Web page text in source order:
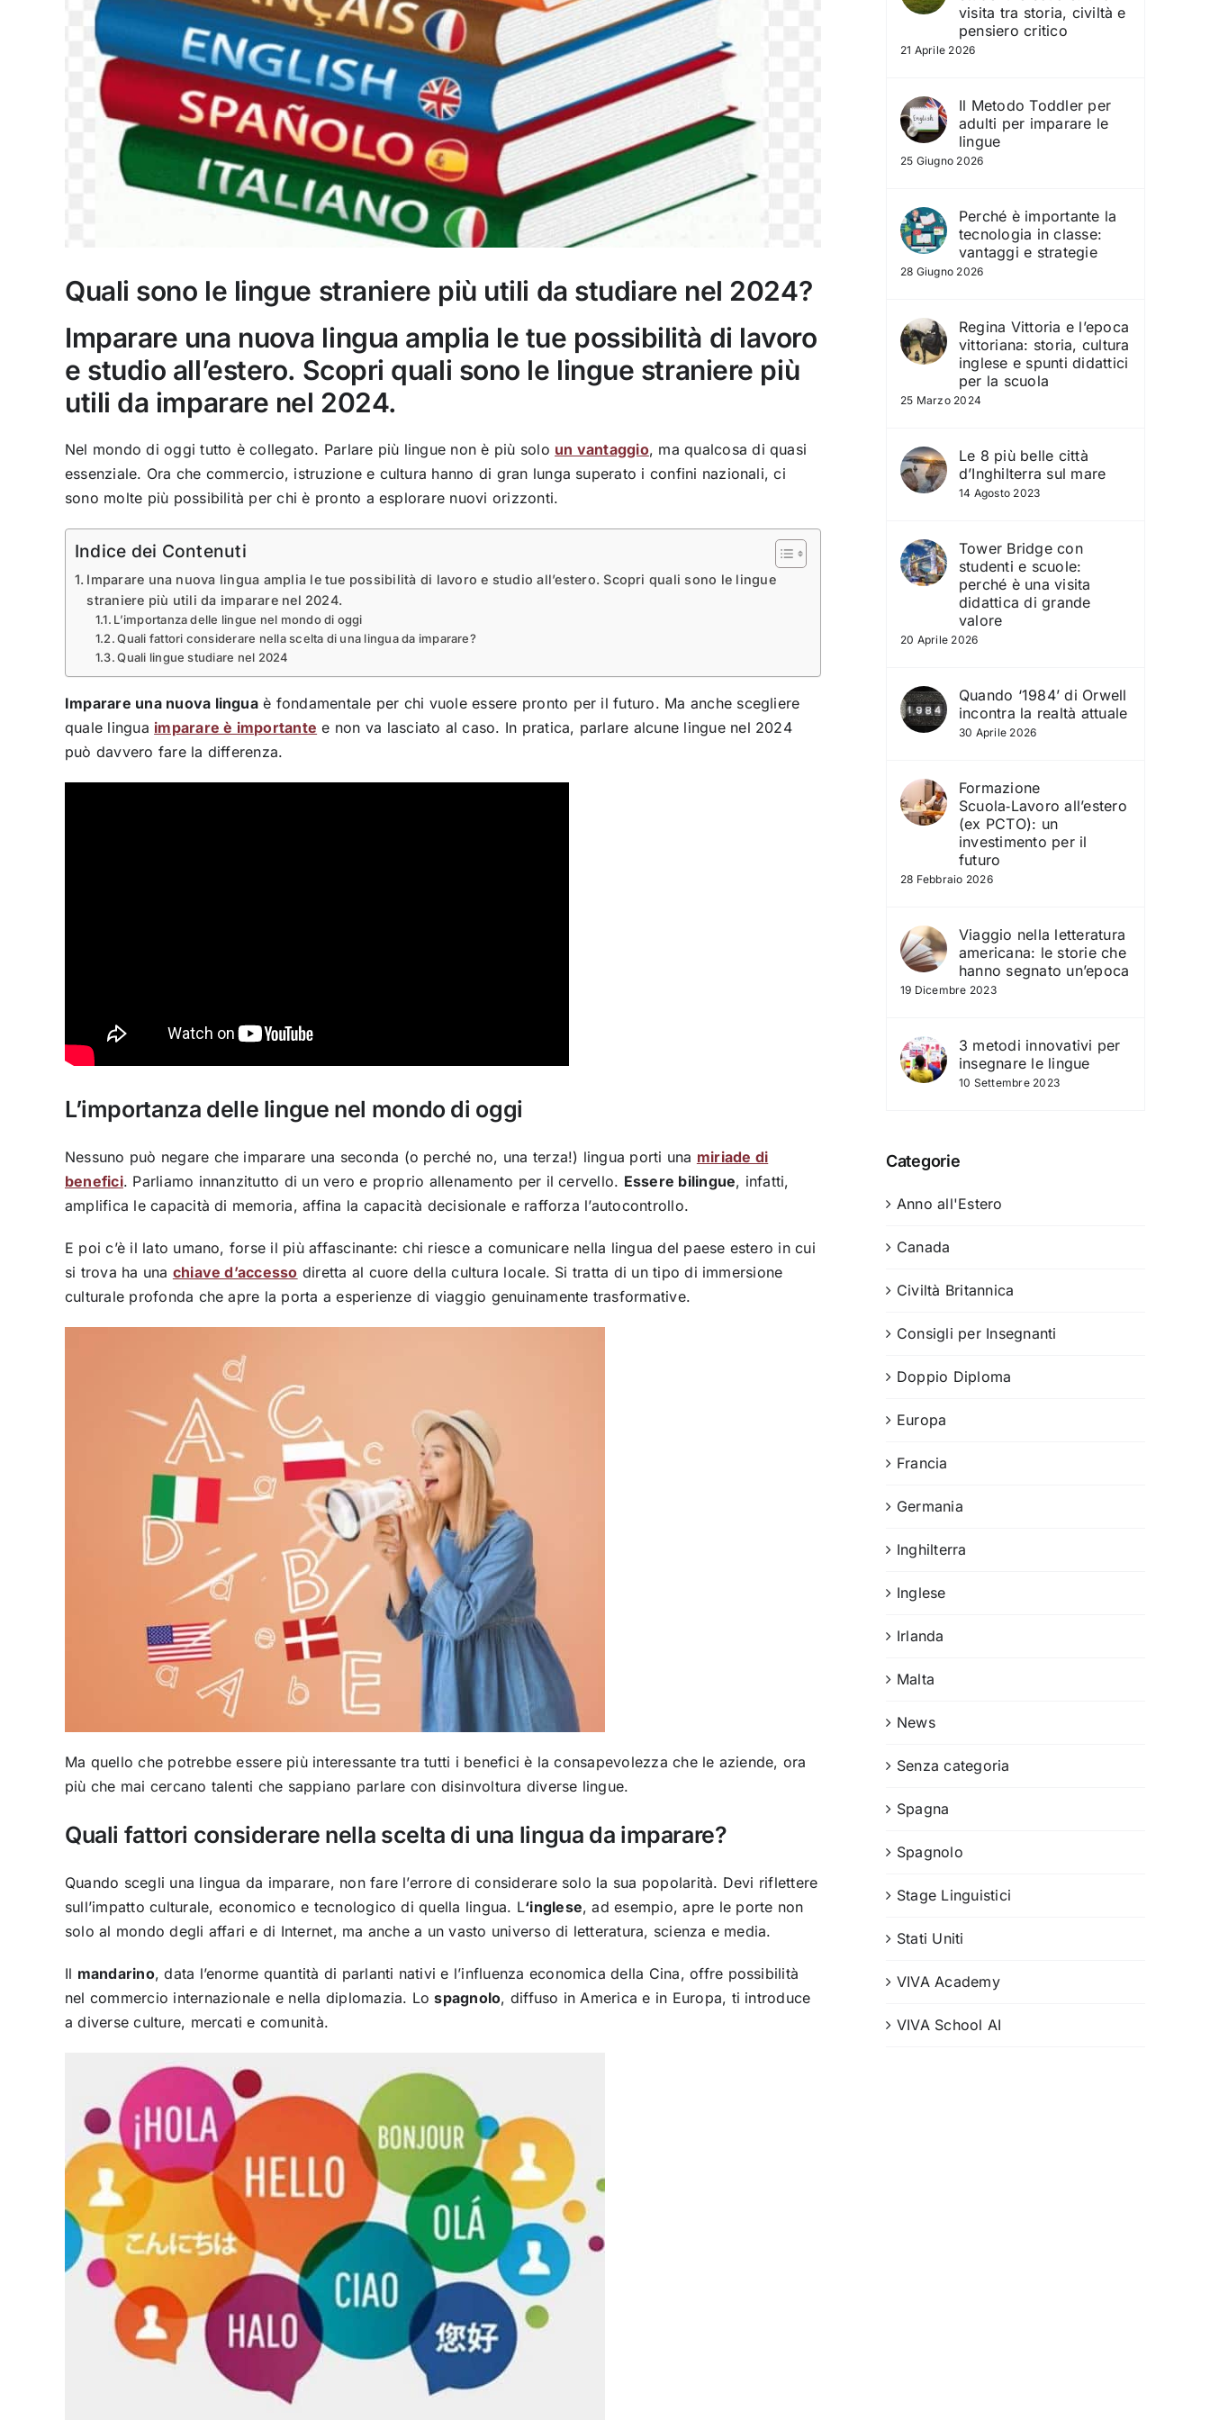
Quali sono le lingue straniere più utili da studiare nel 2024?
Imparare una nuova lingua amplia le tue possibilità di lavoro
e studio all’estero. Scopri quali sono le lingue straniere più
utili da imparare nel 2024.
Nel mondo di oggi tutto è collegato. Parlare più lingue non è più solo un vantaggio, ma qualcosa di quasi
essenziale. Ora che commercio, istruzione e cultura hanno di gran lunga superato i confini nazionali, ci
sono molte più possibilità per chi è pronto a esplorare nuovi orizzonti.
Indice dei Contenuti
Imparare una nuova lingua amplia le tue possibilità di lavoro e studio all’estero. Scopri quali sono le lingue
straniere più utili da imparare nel 2024.
L’importanza delle lingue nel mondo di oggi
Quali fattori considerare nella scelta di una lingua da imparare?
Quali lingue studiare nel 2024
Imparare una nuova linguaè fondamentale per chi vuole essere pronto per il futuro. Ma anche scegliere
quale lingua imparare è importante e non va lasciato al caso. In pratica, parlare alcune lingue nel 2024
può davvero fare la differenza.
L’importanza delle lingue nel mondo di oggi
Nessuno può negare che imparare una seconda (o perché no, una terza!) lingua porti una miriade di
benefici. Parliamo innanzitutto di un vero e proprio allenamento per il cervello. Essere bilingue, infatti,
amplifica le capacità di memoria, affina la capacità decisionale e rafforza l’autocontrollo.
E poi c’è il lato umano, forse il più affascinante: chi riesce a comunicare nella lingua del paese estero in cui
si trova ha una chiave d’accesso diretta al cuore della cultura locale. Si tratta di un tipo di immersione
culturale profonda che apre la porta a esperienze di viaggio genuinamente trasformative.
Ma quello che potrebbe essere più interessante tra tutti i benefici è la consapevolezza che le aziende, ora
più che mai cercano talenti che sappiano parlare con disinvoltura diverse lingue.
Quali fattori considerare nella scelta di una lingua da imparare?
Quando scegli una lingua da imparare, non fare l’errore di considerare solo la sua popolarità. Devi riflettere
sull’impatto culturale, economico e tecnologico di quella lingua. L‘inglese, ad esempio, apre le porte non
solo al mondo degli affari e di Internet, ma anche a un vasto universo di letteratura, scienza e media.
Il mandarino, data l’enorme quantità di parlanti nativi e l’influenza economica della Cina, offre possibilità
nel commercio internazionale e nella diplomazia. Lospagnolo, diffuso in America e in Europa, ti introduce
a diverse culture, mercati e comunità.
visita tra storia, civiltà e
pensiero critico
21 Aprile 2026
Il Metodo Toddler per
adulti per imparare le
lingue
25 Giugno 2026
Perché è importante la
tecnologia in classe:
vantaggi e strategie
28 Giugno 2026
Regina Vittoria e l’epoca
vittoriana: storia, cultura
inglese e spunti didattici
per la scuola
25 Marzo 2024
Le 8 più belle città
d’Inghilterra sul mare
14 Agosto 2023
Tower Bridge con
studenti e scuole:
perché è una visita
didattica di grande
valore
20 Aprile 2026
Quando ‘1984’ di Orwell
incontra la realtà attuale
30 Aprile 2026
Formazione
Scuola‑Lavoro all’estero
(ex PCTO): un
investimento per il
futuro
28 Febbraio 2026
Viaggio nella letteratura
americana: le storie che
hanno segnato un’epoca
19 Dicembre 2023
3 metodi innovativi per
insegnare le lingue
10 Settembre 2023
Categorie
Anno all'Estero
Canada
Civiltà Britannica
Consigli per Insegnanti
Doppio Diploma
Europa
Francia
Germania
Inghilterra
Inglese
Irlanda
Malta
News
Senza categoria
Spagna
Spagnolo
Stage Linguistici
Stati Uniti
VIVA Academy
VIVA School AI